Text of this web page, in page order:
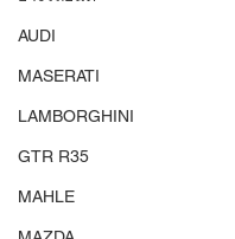
AUDI
MASERATI
LAMBORGHINI
GTR R35
MAHLE